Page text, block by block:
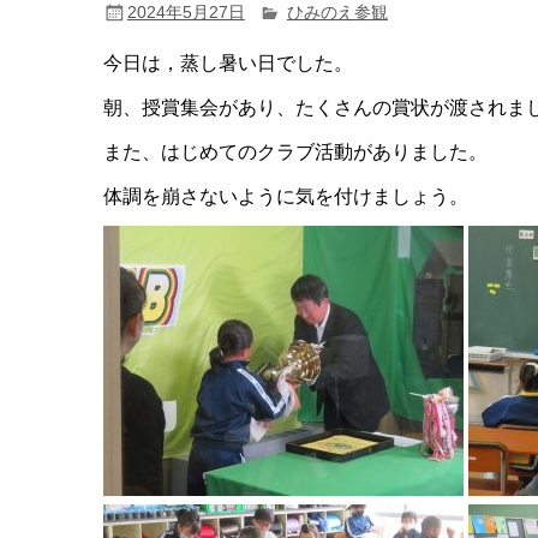
2024年5月27日 ひみのえ参観
今日は，蒸し暑い日でした。
朝、授賞集会があり、たくさんの賞状が渡されま
また、はじめてのクラブ活動がありました。
体調を崩さないように気を付けましょう。